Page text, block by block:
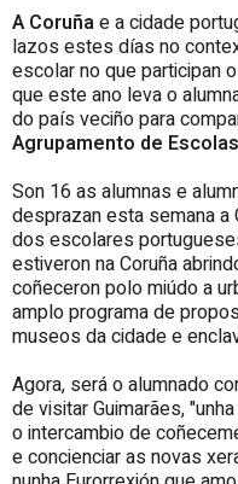
A Coruñae a cidade
lazos estes días no
escolar no que participan
que este ano leva o
do país veciño para
Agrupamento de
Son 16 as alumnas e
desprazan esta semana a
dos escolares
estiveron na Coruña
coñeceron polo miúdo a
amplo programa de
museos da cidade e
Agora, será o alumnado
de visitar Guimarães,
o intercambio de
e concienciar as novas